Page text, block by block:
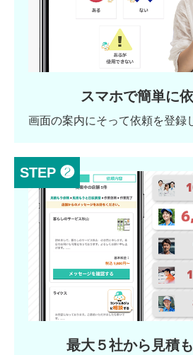
スマホで簡単に
画面の案内にそって依頼を登録
STEP ❷
最大５社から見積